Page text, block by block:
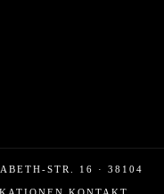
STR. 16 · 38104